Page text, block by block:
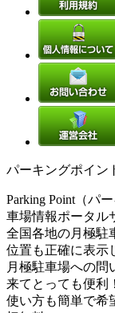
パーキングポイン
Parking Point（パ
車場情報ポータル
全国各地の月極駐
位置も正確に表示
月極駐車場への問
来てとっても便利！
使い方も簡単で希